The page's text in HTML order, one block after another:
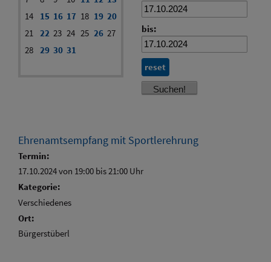
14
15 16 17 18 19 20
21 22 23 24 25 26 27
28 29 30 31
bis:
reset
Ehrenamtsempfang mit Sportlerehrung
Termin:
17.10.2024 von 19:00 bis 21:00 Uhr
Kategorie:
Verschiedenes
Ort:
Bürgerstüberl